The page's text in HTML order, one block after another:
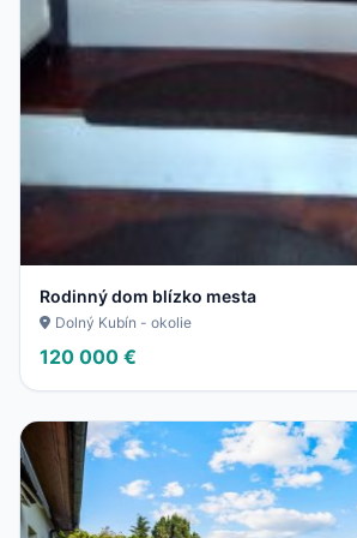
Rodinný dom blízko mesta
Dolný Kubín - okolie
120 000 €